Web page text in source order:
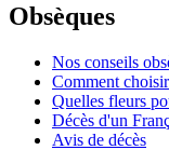
Obsèques
Nos conseils
Comment
Quelles fleurs
Décès d'un
Avis de décès